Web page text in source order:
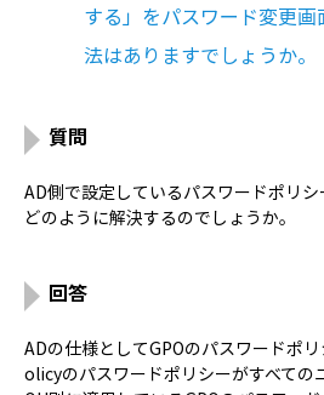
する」をパスワード変更
法はありますでしょうか。
質問
AD側で設定しているパスワードポリシ
どのように解決するのでしょうか。
回答
ADの仕様としてGPOのパスワードポ
olicyのパスワードポリシーがすべての